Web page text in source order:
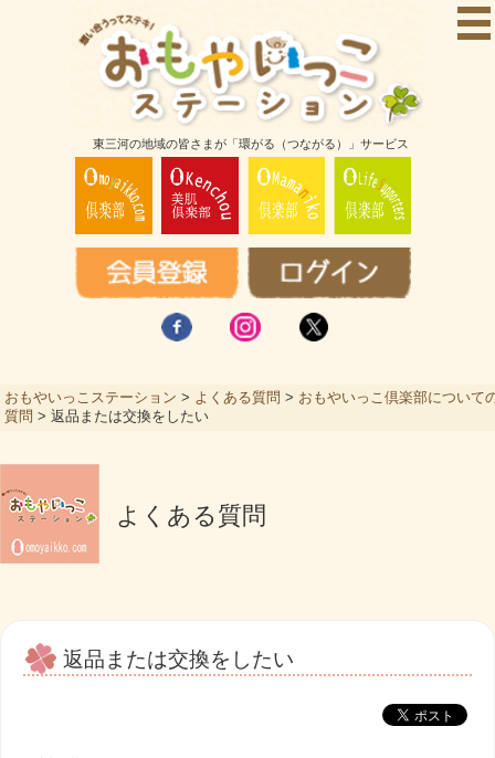
東三河の地域の皆さまが「環がる（つながる）」サービス
おもやいっこステーション > よくある質問 > おもやいっこ倶楽部について
質問 > 返品または交換をしたい
よくある質問
返品または交換をしたい